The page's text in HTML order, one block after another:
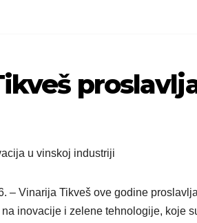
u vinskoj industriji
– Vinarija Tikveš ove godine
inovacije i zelene tehnologije, koje